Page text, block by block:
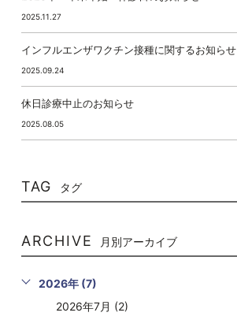
2025.11.27
インフルエンザワクチン接種に関するお知らせ
2025.09.24
休日診療中止のお知らせ
2025.08.05
TAG タグ
ARCHIVE 月別アーカイブ
2026年 (7)
2026年7月 (2)